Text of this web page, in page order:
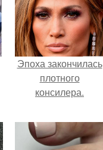
Эпоха закончилась
плотного
консилера.